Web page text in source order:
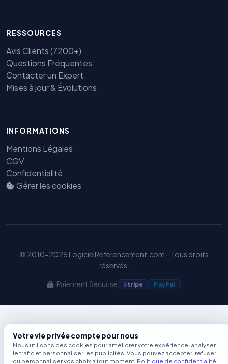
RESSOURCES
Avis Clients (7200+)
Questions Fréquentes
Contacter un Expert
Mises à jour & Évolutions
INFORMATIONS
Mentions Légales
CGV
Confidentialité
Gérer les cookies
© 2010-2026 LogicielReferencement.com - Tous droits
réservés.
Paiement Sécurisé Stripe PayPal
Votre vie privée compte pour nous
Nous utilisons des cookies pour améliorer votre expérience, analyser
le trafic et personnaliser les publicités. Vous pouvez accepter, refuser
ou personnaliser vos choix à tout moment. Politique de confidentialité